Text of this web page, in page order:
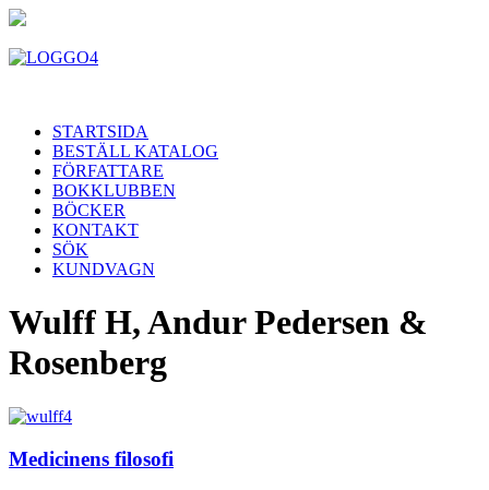
STARTSIDA
BESTÄLL KATALOG
FÖRFATTARE
BOKKLUBBEN
BÖCKER
KONTAKT
SÖK
KUNDVAGN
Wulff H, Andur Pedersen &
Rosenberg
Medicinens filosofi